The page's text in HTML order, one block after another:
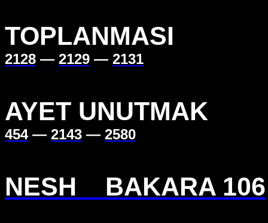
TOPLANMASI
2128 — 2129 — 2131
AYET UNUTMAK
454— 2143 — 2580
NESH BAKARA 106